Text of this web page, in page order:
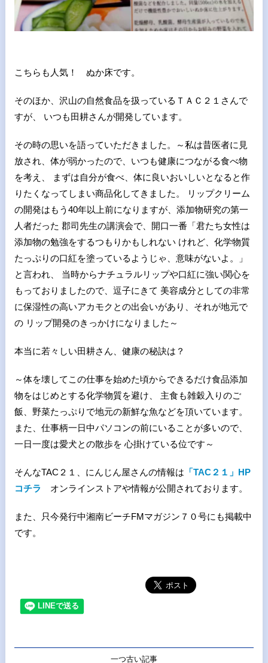
こちらも人気！ ぬか床です。
そのほか、沢山の自然食品を扱っているＴＡＣ２１さんで
すが、 いつも田耕さんが開発しています。
その時の思いを語っていただきました。～私は昔医者に見
放され、体が弱かったので、いつも健康につながる食べ物
を考え、 まずは自分が食べ、体に良いおいしいとなると作
りたくなってしまい商品化してきました。 リップクリーム
の開発はもう40年以上前になりますが、添加物研究の第一
人者だった 郡司先生の講演会で、開口一番「君たち女性は
添加物の勉強をするつもりかもしれない けれど、化学物質
たっぷりの口紅を塗っているようじゃ、意味がないよ。」
と言われ、 当時からナチュラルリップや口紅に強い関心を
もっておりましたので、逗子にきて 美容成分としての非常
に保湿性の高いアカモクとの出会いがあり、それが地元で
の リップ開発のきっかけになりました～
本当に若々しい田耕さん、健康の秘訣は？
～体を壊してこの仕事を始めた頃からできるだけ食品添加
物をはじめとする化学物質を避け、 主食も雑穀入りのご
飯、野菜たっぷりで地元の新鮮な魚などを頂いています。
また、仕事柄一日中パソコンの前にいることが多いので、
一日一度は愛犬との散歩を 心掛けている位です～
そんなTAC２１、にんじん屋さんの情報は 「TAC２１」HP
コチラ オンラインストアや情報が公開されております。
また、只今発行中湘南ビーチFMマガジン７０号にも掲載中
です。
一つ古い記事